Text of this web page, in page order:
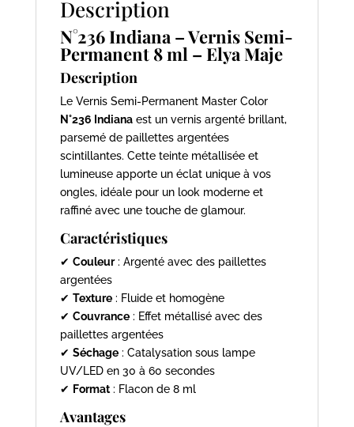
Description
N°236 Indiana – Vernis Semi-
Permanent 8 ml – Elya Maje
Description
Le Vernis Semi-Permanent Master Color
N°236 Indianaest un vernis argenté brillant,
parsemé de paillettes argentées
scintillantes. Cette teinte métallisée et
lumineuse apporte un éclat unique à vos
ongles, idéale pour un look moderne et
raffiné avec une touche de glamour.
Caractéristiques
✔ Couleur: Argenté avec des paillettes
argentées
✔ Texture: Fluide et homogène
✔ Couvrance: Effet métallisé avec des
paillettes argentées
✔ Séchage: Catalysation sous lampe
UV/LED en 30 à 60 secondes
✔ Format: Flacon de 8 ml
Avantages